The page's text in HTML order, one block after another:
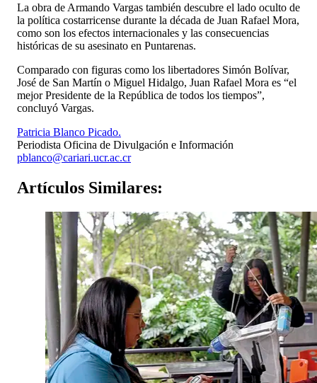
La obra de Armando Vargas también descubre el lado oculto de
la política costarricense durante la década de Juan Rafael Mora,
como son los efectos internacionales y las consecuencias
históricas de su asesinato en Puntarenas.
Comparado con figuras como los libertadores Simón Bolívar,
José de San Martín o Miguel Hidalgo, Juan Rafael Mora es “el
mejor Presidente de la República de todos los tiempos”,
concluyó Vargas.
Patricia Blanco Picado.
Periodista Oficina de Divulgación e Información
pblanco@cariari.ucr.ac.cr
Artículos Similares: